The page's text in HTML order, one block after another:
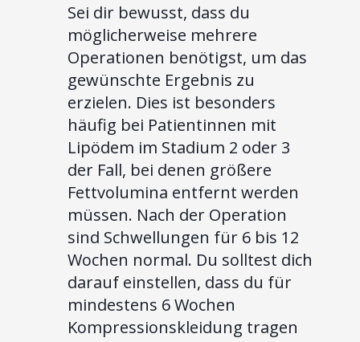
Sei dir bewusst, dass du
möglicherweise mehrere
Operationen benötigst, um das
gewünschte Ergebnis zu
erzielen. Dies ist besonders
häufig bei Patientinnen mit
Lipödem im Stadium 2 oder 3
der Fall, bei denen größere
Fettvolumina entfernt werden
müssen. Nach der Operation
sind Schwellungen für 6 bis 12
Wochen normal. Du solltest dich
darauf einstellen, dass du für
mindestens 6 Wochen
Kompressionskleidung tragen